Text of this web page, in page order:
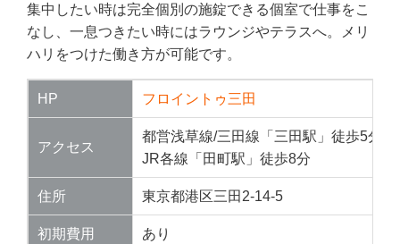
集中したい時は完全個別の施錠できる個室で仕事をこ
なし、一息つきたい時にはラウンジやテラスへ。メリ
ハリをつけた働き方が可能です。
HP フロイントゥ三田
アクセス
都営浅草線/三田線「三田駅」徒歩5分
JR各線「田町駅」徒歩8分
住所 東京都港区三田2-14-5
初期費用 あり